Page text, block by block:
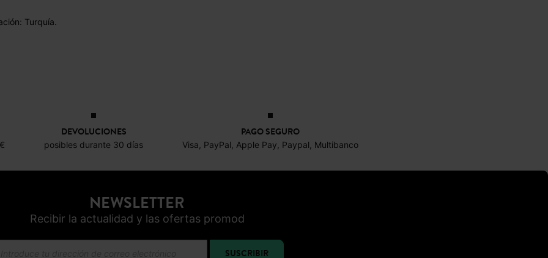
Turquía.
DEVOLUCIONES
posibles durante 30 días
PAGO SEGURO
Visa, PayPal, Apple Pay, Paypal, Multibanco
NEWSLETTER
Recibir la actualidad y las ofertas promod
SUSCRIBIR